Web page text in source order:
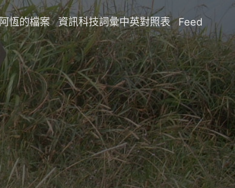
阿恆的檔案 資訊科技詞彙中英對照表 Feed